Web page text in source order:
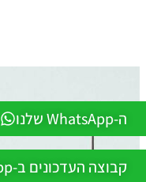
ה-WhatsApp שלנו
קבוצה העדכונים ב-WhatsApp